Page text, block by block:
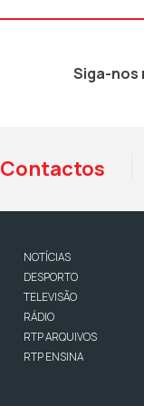
Siga-nos
Contactos
NOTÍCIAS
DESPORTO
TELEVISÃO
RÁDIO
RTP ARQUIVOS
RTP ENSINA